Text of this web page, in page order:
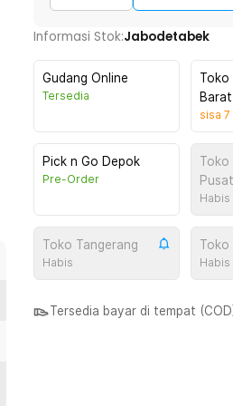
Informasi Stok:Jabodetabek
Gudang Online
Tersedia
Toko
Barat
sisa 7
Pick n Go Depok
Pre-Order
Toko
Pusat
Habis
Toko Tangerang
Habis
Toko
Habis
Tersedia bayar di tempat